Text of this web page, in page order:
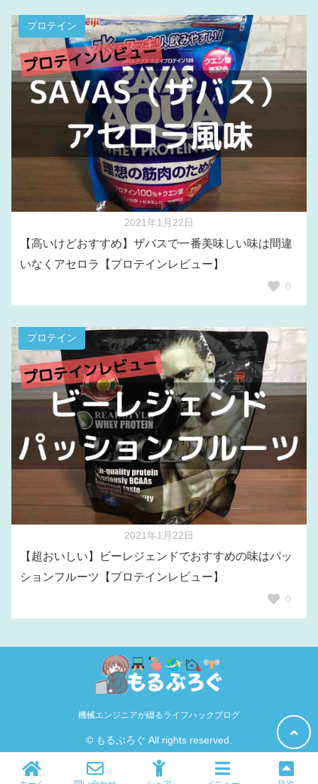
プロテイン
2021年1月22日
【高いけどおすすめ】ザバスで一番美味しい味は間違
いなくアセロラ【プロテインレビュー】
0
プロテイン
2021年1月22日
【超おいしい】ビーレジェンドでおすすめの味はパッ
ションフルーツ【プロテインレビュー】
0
機械エンジニアが綴るライフハックブログ
© もるぶろぐ All rights reserved.